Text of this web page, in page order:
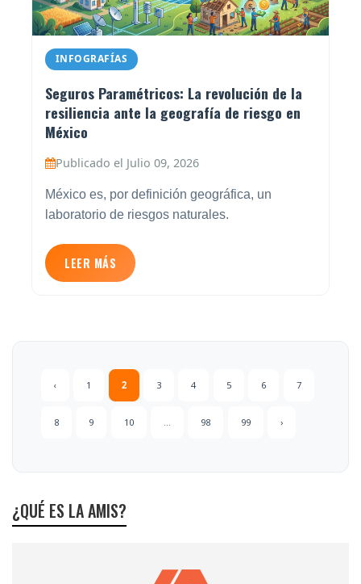
INFOGRAFÍAS
Seguros Paramétricos: La revolución de la
resiliencia ante la geografía de riesgo en
México
Publicado el Julio 09, 2026
México es, por definición geográfica, un
laboratorio de riesgos naturales.
LEER MÁS
‹ 1 2 3 4 5 6 7
8 9 10 98 99 ›
¿QUÉ ES LA AMIS?